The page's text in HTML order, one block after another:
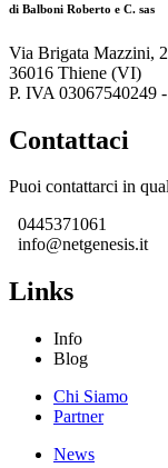
di Balboni Roberto e C. sas
Via Brigata Mazzini,
36016 Thiene (VI)
P. IVA 03067540249
Contattaci
Puoi contattarci in
0445371061
info@netgenesis.it
Links
Info
Blog
Chi Siamo
Partner
News